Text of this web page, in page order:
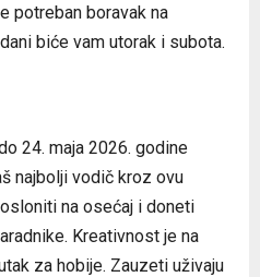
potreban boravak na
biće vam utorak i subota.
24. maja 2026. godine
najbolji vodič kroz ovu
na osećaj i doneti
Kreativnost je na
za hobije. Zauzeti uživaju